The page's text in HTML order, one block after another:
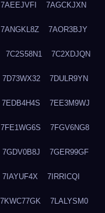
7AEEJVFI 7AGCKJXN
7ANGKL8Z 7AOR3BJY
7C2S58N1 7C2XDJQN
7D73WX32 7DULR9YN
7EDB4H4S 7EE3M9WJ
7FE1WG6S 7FGV6NG8
7GDV0B8J 7GER99GF
7IAYUF4X 7IRRICQI
7KWC77GK 7LALYSM0